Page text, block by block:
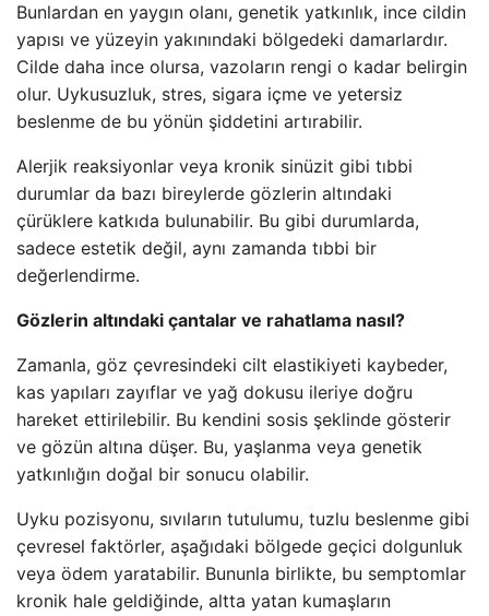
Bunlardan en yaygın olanı, genetik yatkınlık, ince cildin
yapısı ve yüzeyin yakınındaki bölgedeki damarlardır.
Cilde daha ince olursa, vazoların rengi o kadar belirgin
olur. Uykusuzluk, stres, sigara içme ve yetersiz
beslenme de bu yönün şiddetini artırabilir.
Alerjik reaksiyonlar veya kronik sinüzit gibi tıbbi
durumlar da bazı bireylerde gözlerin altındaki
çürüklere katkıda bulunabilir. Bu gibi durumlarda,
sadece estetik değil, aynı zamanda tıbbi bir
değerlendirme.
Gözlerin altındaki çantalar ve rahatlama nasıl?
Zamanla, göz çevresindeki cilt elastikiyeti kaybeder,
kas yapıları zayıflar ve yağ dokusu ileriye doğru
hareket ettirilebilir. Bu kendini sosis şeklinde gösterir
ve gözün altına düşer. Bu, yaşlanma veya genetik
yatkınlığın doğal bir sonucu olabilir.
Uyku pozisyonu, sıvıların tutulumu, tuzlu beslenme gibi
çevresel faktörler, aşağıdaki bölgede geçici dolgunluk
veya ödem yaratabilir. Bununla birlikte, bu semptomlar
kronik hale geldiğinde, altta yatan kumaşların